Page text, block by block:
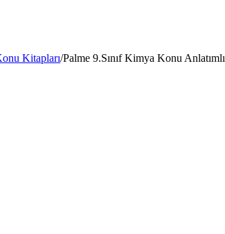
Kitapları/Palme 9.Sınıf Kimya Konu Anlatımlı